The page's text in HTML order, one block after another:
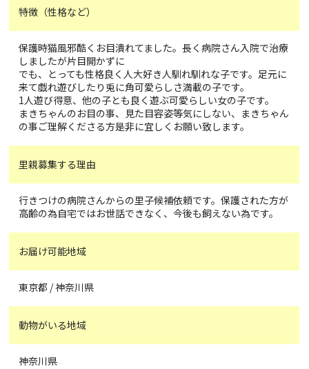
特徴（性格など）
保護時猫風邪酷くお目潰れてました。長く病院さん入院で治療
しましたが片目開かずに
でも、とっても性格良く人大好き人馴れ馴れな子です。足元に
来て戯れ遊びしたり兎に角可愛らしさ満載の子です。
1人遊び得意、他の子とも良く遊ぶ可愛らしい女の子です。
まきちゃんのお目の事、見た目容姿等気にしない、まきちゃん
の事ご理解くださる方是非に宜しくお願い致します。
里親募集する理由
行きつけの病院さんからの里子候補依頼です。保護された方が
高齢の為自宅ではお世話できなく、今後も飼えない為です。
お届け可能地域
東京都 / 神奈川県
動物がいる地域
神奈川県